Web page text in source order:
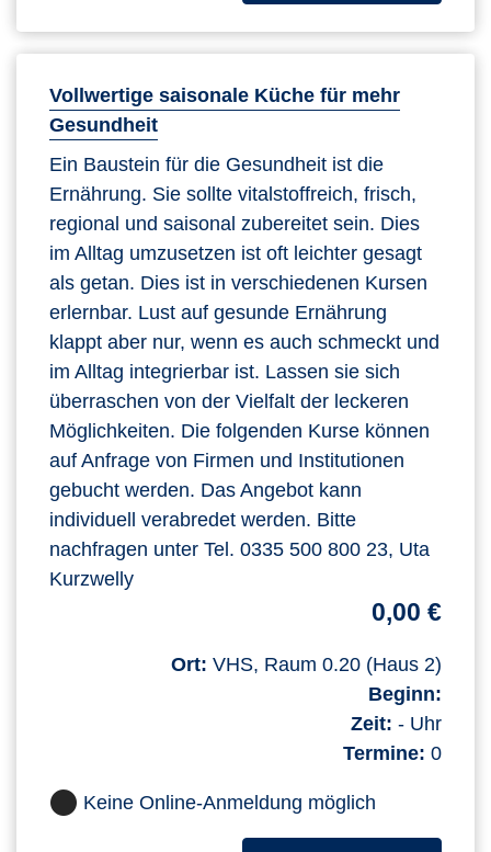
Vollwertige saisonale Küche für mehr
Gesundheit
Ein Baustein für die Gesundheit ist die
Ernährung. Sie sollte vitalstoffreich, frisch,
regional und saisonal zubereitet sein. Dies
im Alltag umzusetzen ist oft leichter gesagt
als getan. Dies ist in verschiedenen Kursen
erlernbar. Lust auf gesunde Ernährung
klappt aber nur, wenn es auch schmeckt und
im Alltag integrierbar ist. Lassen sie sich
überraschen von der Vielfalt der leckeren
Möglichkeiten. Die folgenden Kurse können
auf Anfrage von Firmen und Institutionen
gebucht werden. Das Angebot kann
individuell verabredet werden. Bitte
nachfragen unter Tel. 0335 500 800 23, Uta
Kurzwelly
0,00 €
Ort: VHS, Raum 0.20 (Haus 2)
Beginn:
Zeit: - Uhr
Termine: 0
Keine Online-Anmeldung möglich